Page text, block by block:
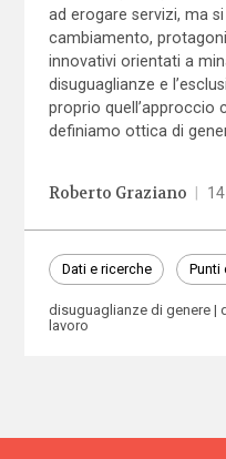
ad erogare servizi, ma
cambiamento,
innovativi orientati a
disuguaglianze e
proprio quell’approccio
definiamo ottica di
Roberto Graziano
Dati e ricerche Punti
disuguaglianze di genere
lavoro